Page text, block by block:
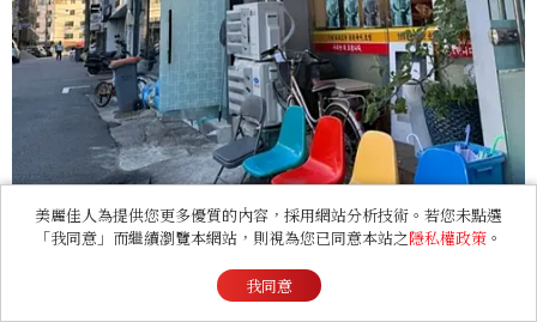
美麗佳人為提供您更多優質的內容，採用網站分析技術。若您未點選
「我同意」而繼續瀏覽本網站，則視為您已同意本站之隱私權政策 。
我同意